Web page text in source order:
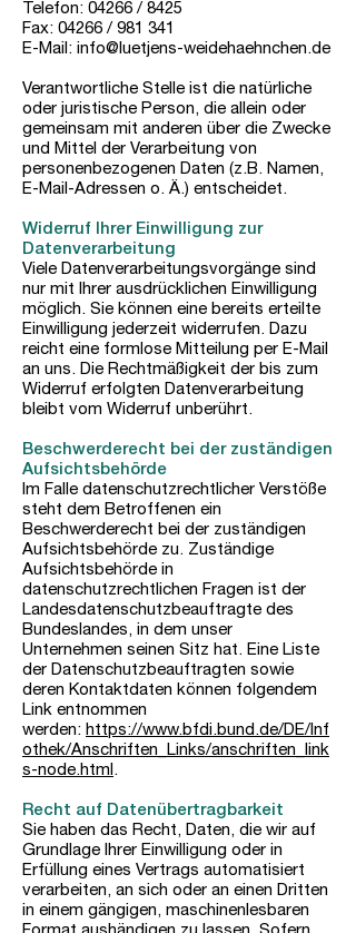
Telefon: 04266 / 8425
Fax: 04266 / 981 341
E-Mail: info@luetjens-weidehaehnchen.de
Verantwortliche Stelle ist die natürliche
oder juristische Person, die allein oder
gemeinsam mit anderen über die Zwecke
und Mittel der Verarbeitung von
personenbezogenen Daten (z.B. Namen,
E-Mail-Adressen o. Ä.) entscheidet.
Widerruf Ihrer Einwilligung zur
Datenverarbeitung
Viele Datenverarbeitungsvorgänge sind
nur mit Ihrer ausdrücklichen Einwilligung
möglich. Sie können eine bereits erteilte
Einwilligung jederzeit widerrufen. Dazu
reicht eine formlose Mitteilung per E-Mail
an uns. Die Rechtmäßigkeit der bis zum
Widerruf erfolgten Datenverarbeitung
bleibt vom Widerruf unberührt.
Beschwerderecht bei der zuständigen
Aufsichtsbehörde
Im Falle datenschutzrechtlicher Verstöße
steht dem Betroffenen ein
Beschwerderecht bei der zuständigen
Aufsichtsbehörde zu. Zuständige
Aufsichtsbehörde in
datenschutzrechtlichen Fragen ist der
Landesdatenschutzbeauftragte des
Bundeslandes, in dem unser
Unternehmen seinen Sitz hat. Eine Liste
der Datenschutzbeauftragten sowie
deren Kontaktdaten können folgendem
Link entnommen
werden: https://www.bfdi.bund.de/DE/Inf
othek/Anschriften_Links/anschriften_link
s-node.html.
Recht auf Datenübertragbarkeit
Sie haben das Recht, Daten, die wir auf
Grundlage Ihrer Einwilligung oder in
Erfüllung eines Vertrags automatisiert
verarbeiten, an sich oder an einen Dritten
in einem gängigen, maschinenlesbaren